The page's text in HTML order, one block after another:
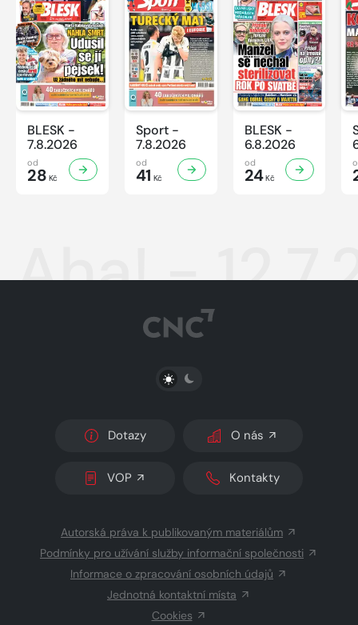
BLESK -
7.8.2026
od
28 Kč
Sport -
7.8.2026
od
41 Kč
BLESK -
6.8.2026
od
24Kč
Aha! -
PŘEPNOUT SVĚTLÝ/TMAVÝ REŽIM
Dotazy O nás
VOP Kontakty
Autorská práva k publikovaným materiálům
Podmínky pro užívání služby informační společnosti
Informace o zpracování osobních údajů
Jednotná kontaktní místa
Cookies